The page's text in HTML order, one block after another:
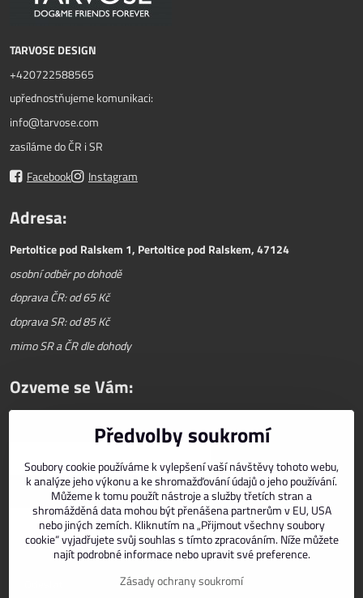
TARVOSE DESIGN
+420722588565
upřednostňujeme komunikaci:
info@tarvose.com
zasíláme do ČR i SR
Facebook
Instagram
Adresa:
Pertoltice pod Ralskem 1, Pertoltice pod Ralskem, 47124
osobní odběr po dohodě
doprava ČR: od 65 Kč
doprava SR: od 85 Kč
mimo SR a ČR dle dohody
Ozveme se Vám:
Předvolby soukromí
Soubory cookie používáme k vylepšení vaší návštěvy tohoto webu,
k analýze jeho výkonu a ke shromažďování údajů o jeho používání.
Můžeme k tomu použít nástroje a služby třetích stran a
shromážděná data mohou být přenášena partnerům v EU, USA
nebo jiných zemích. Kliknutím na „Přijmout všechny soubory
cookie“ vyjadřujete svůj souhlas s tímto zpracováním. Níže můžete
najít podrobné informace nebo upravit své preference.
Zásady ochrany soukromí